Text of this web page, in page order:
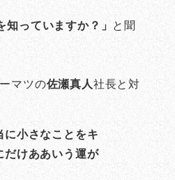
知っていますか？」 と聞
マツの佐瀬真人社長と対
に小さなことをキ
だけああいう運が